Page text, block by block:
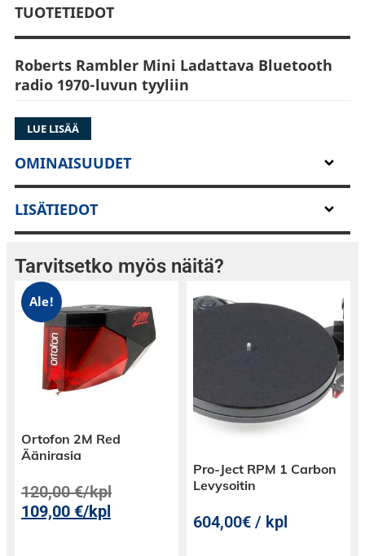
TUOTETIEDOT
Roberts Rambler Mini Ladattava Bluetooth
radio 1970-luvun tyyliin
Langaton, ladattava radio Bluetooth-
suoratoistolla
Suoratoista musiikkia ja podcasteja helposti
älypuhelimesta, tabletista tai tietokoneesta.
Yhdistä Rambler Minin Bluetooth-yhteys ja nauti
kristallinkirkkaasta, täyden alueen Roberts-
äänestä.
LUE LISÄÄ
OMINAISUUDET
LISÄTIEDOT
Tarvitsetko myös näitä?
Ale!
Ortofon 2M Red
Äänirasia
120,00€/kpl
109,00€/kpl
Pro-Ject RPM 1 Carbon
Levysoitin
604,00€ / kpl